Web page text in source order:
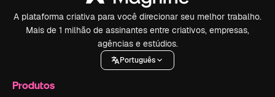
A plataforma criativa para você direcionar seu melhor trabalho.
Mais de 1 milhão de assinantes entre criativos, empresas,
agências e estúdios.
Português
Produtos